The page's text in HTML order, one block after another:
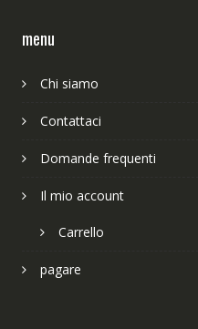
menu
Chi siamo
Contattaci
Domande frequenti
Il mio account
Carrello
pagare